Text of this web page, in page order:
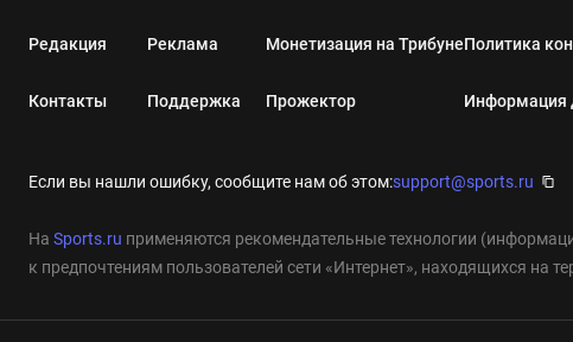
Редакция
Контакты
Реклама
Поддержка
Монетизация на Трибуне
Прожектор
Политика
Информация
Если вы нашли ошибку, сообщите нам об этом:support@sports.ru
На Sports.ru применяются рекомендательные технологии
к предпочтениям пользователей сети «Интернет», находящихся на